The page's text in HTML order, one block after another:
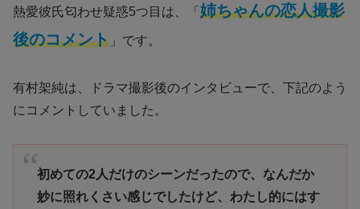
熱愛彼氏匂わせ疑惑5つ目は、「 姉ちゃんの恋人撮影
後のコメント 」です。
有村架純は、ドラマ撮影後のインタビューで、下記のよう
にコメントしていました。
初めての2人だけのシーンだったので、なんだか
妙に照れくさい感じでしたけど、わたし的にはす